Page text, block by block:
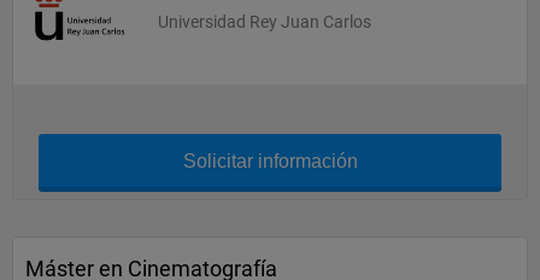
Universidad Rey Juan Carlos
Solicitar información
Máster en Cinematografía